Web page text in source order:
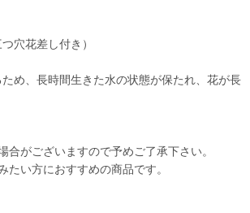
穴花差し付き）
め、長時間生きた水の状態が保たれ、花が長
がございますので予めご了承下さい。
い方におすすめの商品です。